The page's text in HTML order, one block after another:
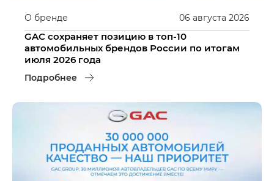
06 августа 2026
О бренде
GAC сохраняет позицию в топ-10
автомобильных брендов России по итогам
июля 2026 года
Подробнее